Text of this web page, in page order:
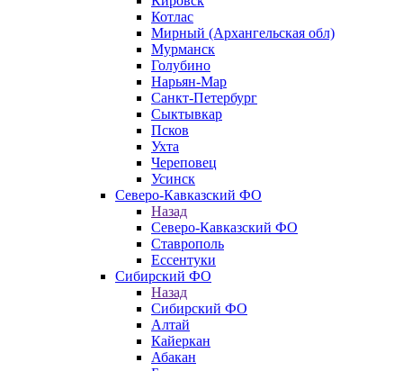
Котлас
Мирный (Архангельская обл)
Мурманск
Голубино
Нарьян-Мар
Санкт-Петербург
Сыктывкар
Псков
Ухта
Череповец
Усинск
Северо-Кавказский ФО
Назад
Северо-Кавказский ФО
Ставрополь
Ессентуки
Сибирский ФО
Назад
Сибирский ФО
Алтай
Кайеркан
Абакан